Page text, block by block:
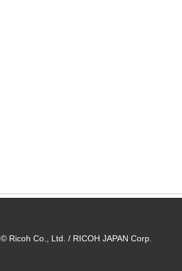
© Ricoh Co., Ltd. / RICOH JAPAN Corp.